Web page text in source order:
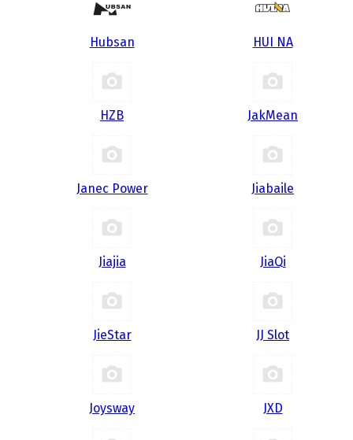
Hubsan HUI NA
HZB JakMean
Janec Power Jiabaile
Jiajia JiaQi
JieStar JJ Slot
Joysway JXD